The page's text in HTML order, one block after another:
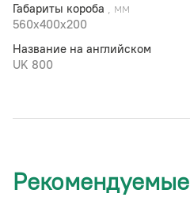
Габариты короба , мм
560х400х200
Название на английском
UK 800